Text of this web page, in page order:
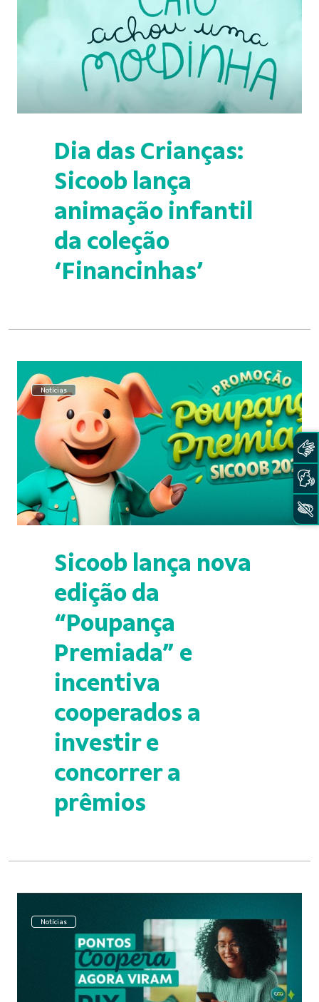
Dia das Crianças:
Sicoob lança
animação infantil
da coleção
‘Financinhas’
Notícias
Sicoob lança nova
edição da
“Poupança
Premiada” e
incentiva
cooperados a
investir e
concorrer a
prêmios
Notícias